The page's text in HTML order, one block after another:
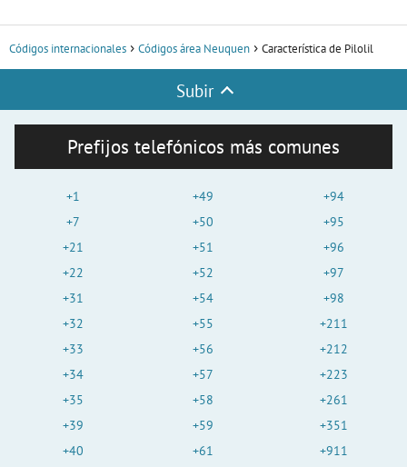
Códigos internacionales Códigos área Neuquen Característica de Pilolil
Subir
Prefijos telefónicos más comunes
+1
+7
+21
+22
+31
+32
+33
+34
+35
+39
+40
+49
+50
+51
+52
+54
+55
+56
+57
+58
+59
+61
+94
+95
+96
+97
+98
+211
+212
+223
+261
+351
+911